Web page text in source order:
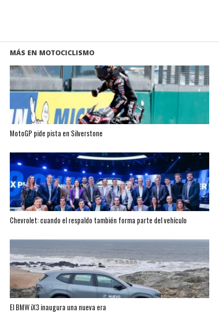
MÁS EN MOTOCICLISMO
MotoGP pide pista en Silverstone
Chevrolet: cuando el respaldo también forma parte del vehículo
El BMW iX3 inaugura una nueva era